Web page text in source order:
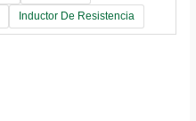
Inductor De Resistencia